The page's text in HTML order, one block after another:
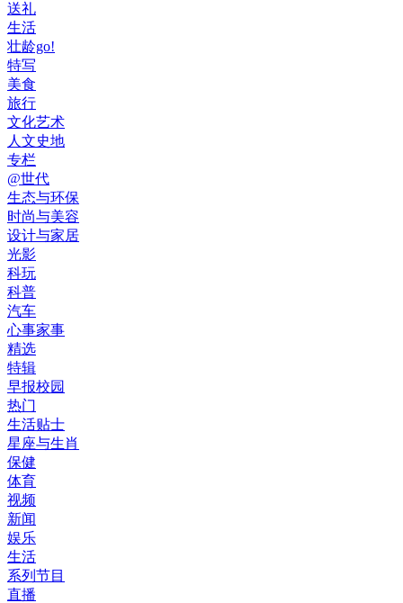
送礼
生活
壮龄go!
特写
美食
旅行
文化艺术
人文史地
专栏
@世代
生态与环保
时尚与美容
设计与家居
光影
科玩
科普
汽车
心事家事
精选
特辑
早报校园
热门
生活贴士
星座与生肖
保健
体育
视频
新闻
娱乐
生活
系列节目
直播